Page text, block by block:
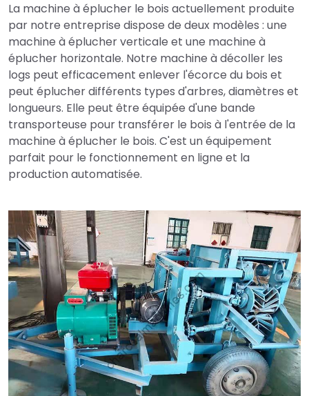
La machine à éplucher le bois actuellement produite
par notre entreprise dispose de deux modèles : une
machine à éplucher verticale et une machine à
éplucher horizontale. Notre machine à décoller les
logs peut efficacement enlever l'écorce du bois et
peut éplucher différents types d'arbres, diamètres et
longueurs. Elle peut être équipée d'une bande
transporteuse pour transférer le bois à l'entrée de la
machine à éplucher le bois. C'est un équipement
parfait pour le fonctionnement en ligne et la
production automatisée.